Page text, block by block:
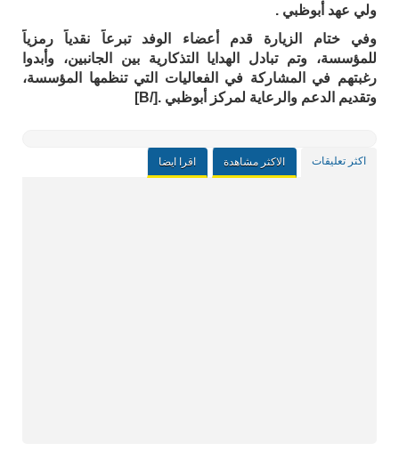
ولي عهد أبوظبي .
وفي ختام الزيارة قدم أعضاء الوفد تبرعاً نقدياً رمزياً
للمؤسسة، وتم تبادل الهدايا التذكارية بين الجانبين، وأبدوا
رغبتهم في المشاركة في الفعاليات التي تنظمها المؤسسة،
وتقديم الدعم والرعاية لمركز أبوظبي .[/B]
اكثر تعليقات الاكثر مشاهدة اقرا ايضا